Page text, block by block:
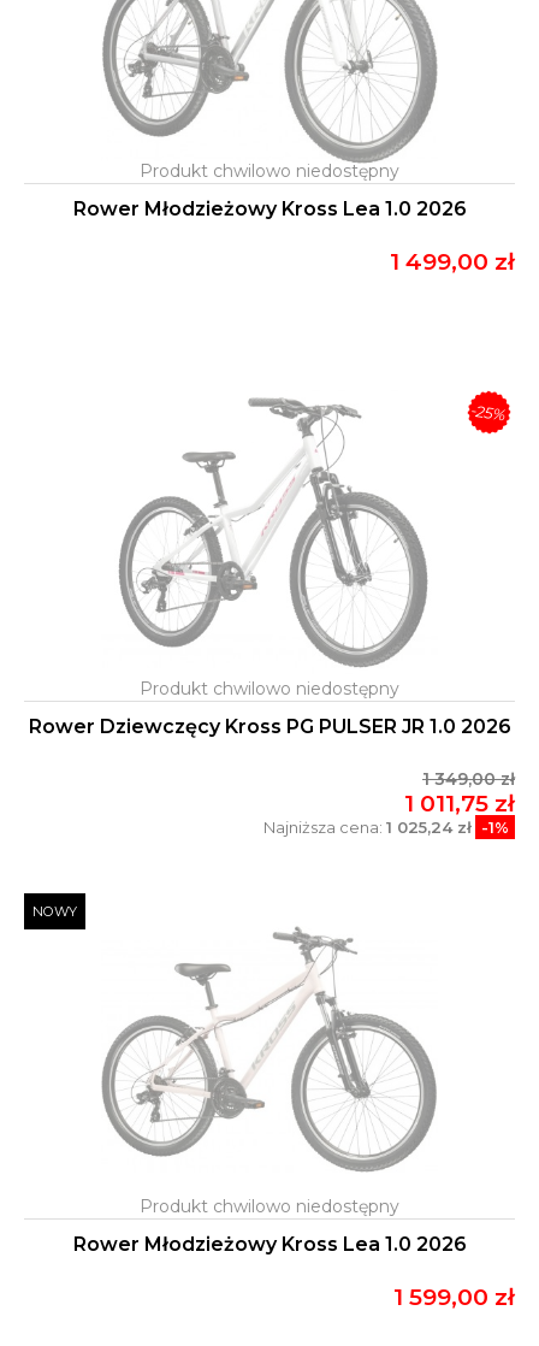
Rower Młodzieżowy Kross Lea 1.0 2026
1 499,00 zł
Rower Dziewczęcy Kross PG PULSER JR 1.0 2026
1 349,00 zł
1 011,75 zł
Najniższa cena: 1 025,24 zł -1%
-25%
Rower Młodzieżowy Kross Lea 1.0 2026
1 599,00 zł
NOWY